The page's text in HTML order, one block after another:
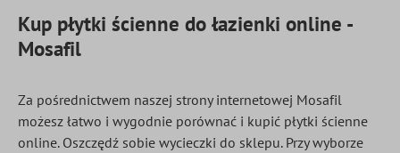
Kup płytki ścienne do łazienki online -
Mosafil
Za pośrednictwem naszej strony internetowej Mosafil
możesz łatwo i wygodnie porównać i kupić płytki ścienne
online. Oszczędź sobie wycieczki do sklepu. Przy wyborze